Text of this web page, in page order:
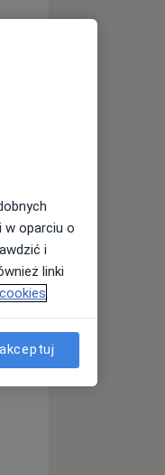
Wt,
11 Sie
w oparciu o
i
linki